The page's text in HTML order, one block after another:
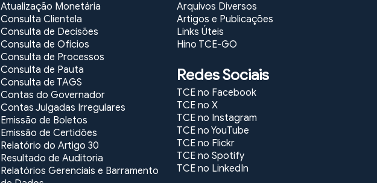
Atualização Monetária
Consulta Clientela
Consulta de Decisões
Consulta de Ofícios
Consulta de Processos
Consulta de Pauta
Consulta de TAGS
Contas do Governador
Contas Julgadas Irregulares
Emissão de Boletos
Emissão de Certidões
Relatório do Artigo 30
Resultado de Auditoria
Relatórios Gerenciais e Barramento
Arquivos Diversos
Artigos e Publicações
Links Úteis
Hino TCE-GO
Redes Sociais
TCE no Facebook
TCE no X
TCE no Instagram
TCE no YouTube
TCE no Flickr
TCE no Spotify
TCE no LinkedIn